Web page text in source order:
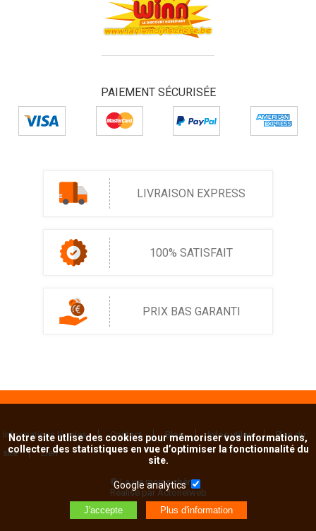
PAIEMENT SÉCURISÉE
LIVRAISON EXPRESS
100% SATISFAIT
PRIX BAS GARANTI
Informations légales Contact Blog Infos utiles
Plan du
site
Lien
© La vie moins chère
Réalisé par Actorielweb
Notre site utlise des cookies pour mémoriser vos informations,
collecter des statistiques en vue d’optimiser la fonctionnalité du
site.
Google analytics